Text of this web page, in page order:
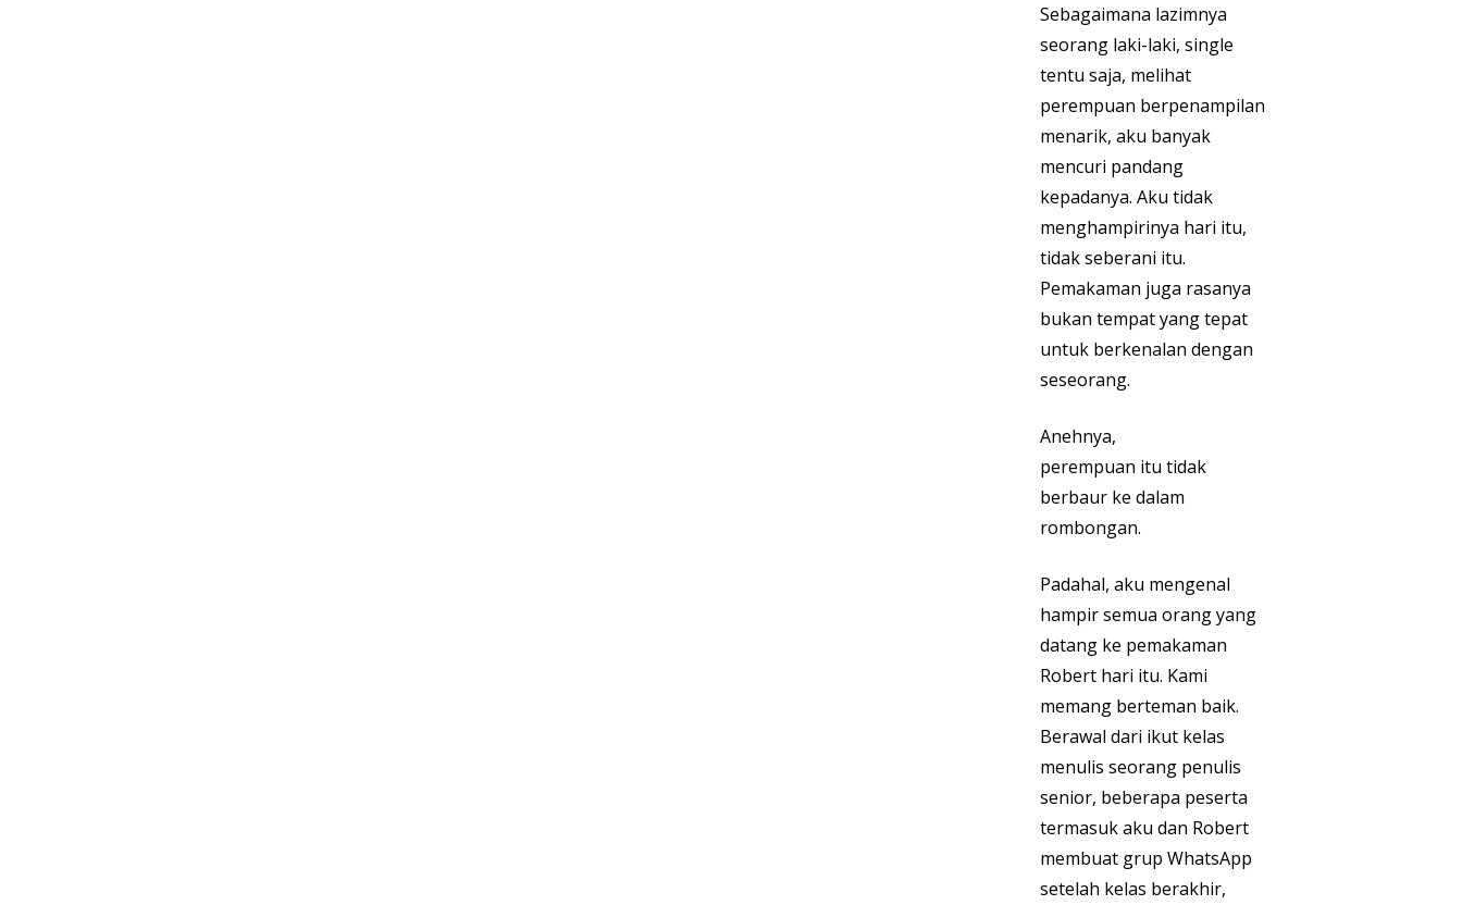
Sebagaimana lazimnya
seorang laki-laki, single
tentu saja, melihat
perempuan berpenampilan
menarik, aku banyak
mencuri pandang
kepadanya. Aku tidak
menghampirinya hari itu,
tidak seberani itu.
Pemakaman juga rasanya
bukan tempat yang tepat
untuk berkenalan dengan
seseorang.
Anehnya,
perempuan itu tidak
berbaur ke dalam
rombongan.
Padahal, aku mengenal
hampir semua orang yang
datang ke pemakaman
Robert hari itu. Kami
memang berteman baik.
Berawal dari ikut kelas
menulis seorang penulis
senior, beberapa peserta
termasuk aku dan Robert
membuat grup WhatsApp
setelah kelas berakhir,